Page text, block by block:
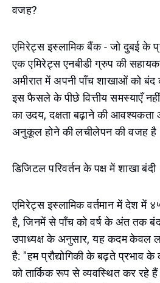
वजह?
एमिरेट्स इस्लामिक बैंक - जो दुबई के
एक एमिरेट्स एनबीडी ग्रुप की
अमीरात में अपनी पाँच शाखाओं को बंद
इस फैसले के पीछे वित्तीय समस्याएँ
का उदय, दक्षता बढ़ाने की आवश्यकता
अनुकूल होने की लचीलेपन की वजह
डिजिटल परिवर्तन के पक्ष में शाखा बंदी
एमिरेट्स इस्लामिक वर्तमान में देश में
है, जिनमें से पाँच को वर्ष के अंत तक
उपाध्यक्ष के अनुसार, यह कदम केवल
है: "हम प्रौद्योगिकी के बढ़ते प्रभाव
को तार्किक रूप से व्यवस्थित कर रहे